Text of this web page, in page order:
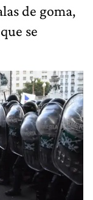
de goma,
se